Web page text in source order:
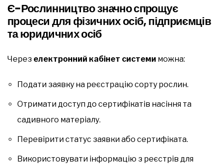
Є-Рослинництво значно спрощує
процеси для фізичних осіб, підприємців
та юридичних осіб
Через електронний кабінет системи можна:
Подати заявку на реєстрацію сорту рослин.
Отримати доступ до сертифікатів насіння та
садивного матеріалу.
Перевірити статус заявки або сертифіката.
Використовувати інформацію з реєстрів для